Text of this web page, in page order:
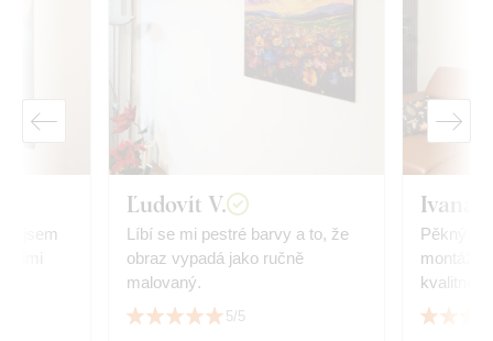
jsem
Ľudovít V.
Líbí se mi pestré barvy a to, že
obraz vypadá jako ručně
malovaný.
5/5
Ivana
Pěkný
montáž,
kvalitně